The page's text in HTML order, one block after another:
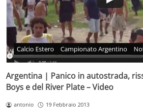
Calcio Estero Campionato Argentino
Argentina | Panico in autostrada,
Boys e del River Plate – Video
antonio 19 Febbraio 2013